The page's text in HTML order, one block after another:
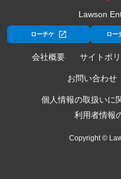
Lawson
ローチケ ロー
会社概要 サイトポ
お問い合わせ
個人情報の取扱いに
利用者情報
Copyright ©